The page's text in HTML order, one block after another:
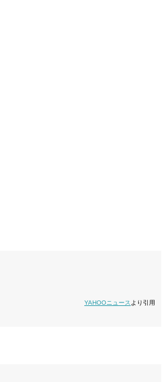
YAHOOニュース より引用